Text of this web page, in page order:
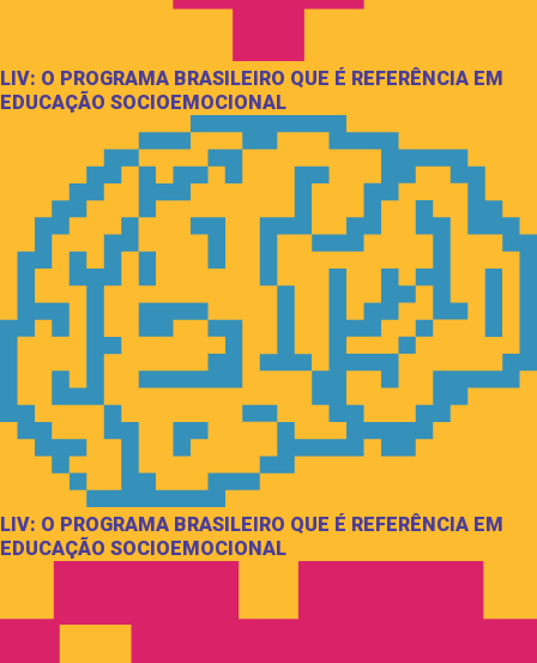
LIV: O PROGRAMA BRASILEIRO QUE É REFERÊNCIA EM
EDUCAÇÃO SOCIOEMOCIONAL
LIV: O PROGRAMA BRASILEIRO QUE É REFERÊNCIA EM
EDUCAÇÃO SOCIOEMOCIONAL